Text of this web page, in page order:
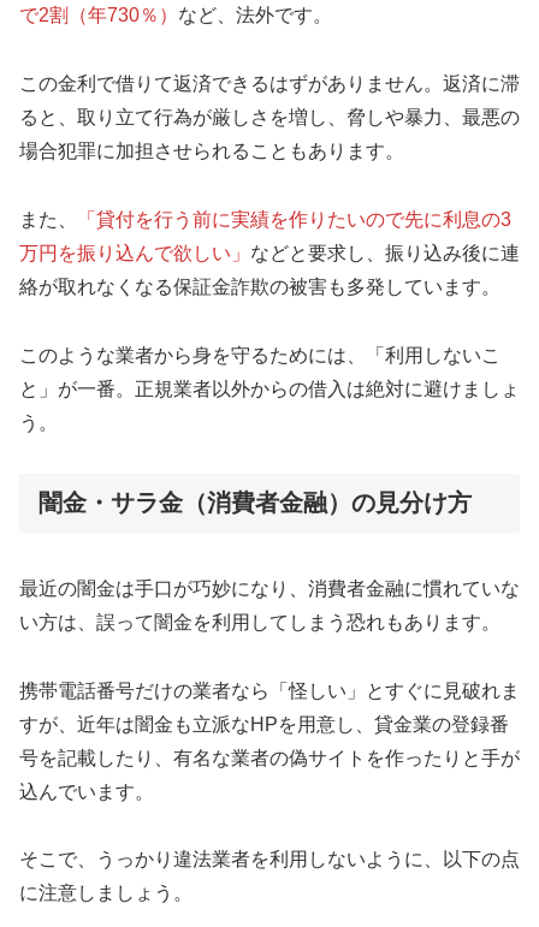
で2割（年730％） など、法外です。
この金利で借りて返済できるはずがありません。返済に滞
ると、取り立て行為が厳しさを増し、脅しや暴力、最悪の
場合犯罪に加担させられることもあります。
また、
「貸付を行う前に実績を作りたいので先に利息の3
万円を振り込んで欲しい」 などと要求し、振り込み後に連
絡が取れなくなる保証金詐欺の被害も多発しています。
このような業者から身を守るためには、「利用しないこ
と」が一番。正規業者以外からの借入は絶対に避けましょ
う。
闇金・サラ金（消費者金融）の見分け方
最近の闇金は手口が巧妙になり、消費者金融に慣れていな
い方は、誤って闇金を利用してしまう恐れもあります。
携帯電話番号だけの業者なら「怪しい」とすぐに見破れま
すが、近年は闇金も立派なHPを用意し、貸金業の登録番
号を記載したり、有名な業者の偽サイトを作ったりと手が
込んでいます。
そこで、うっかり違法業者を利用しないように、以下の点
に注意しましょう。